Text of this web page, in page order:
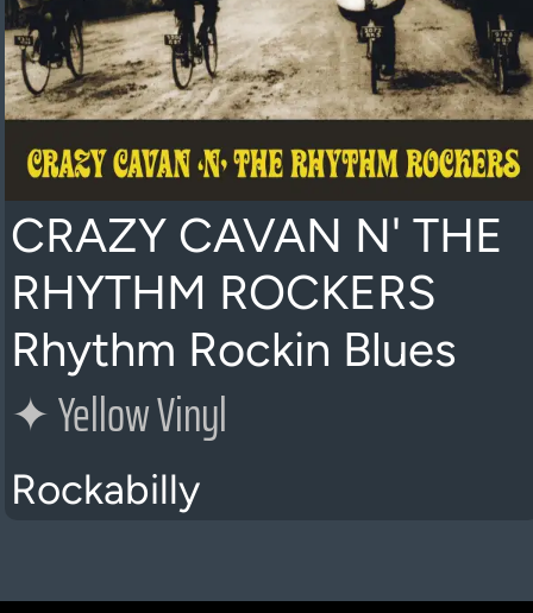
CRAZY CAVAN N' THE
RHYTHM ROCKERS
Rhythm Rockin Blues
✦Yellow Vinyl
Rockabilly